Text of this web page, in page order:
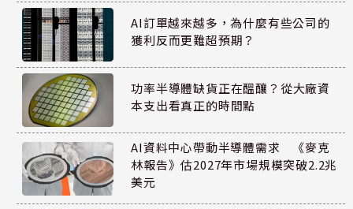
AI訂單越來越多，為什麼有些公司的
獲利反而更難超預期？
功率半導體缺貨正在醞釀？從大廠資
本支出看真正的時間點
AI資料中心帶動半導體需求 《麥克
林報告》估2027年市場規模突破2.2兆
美元